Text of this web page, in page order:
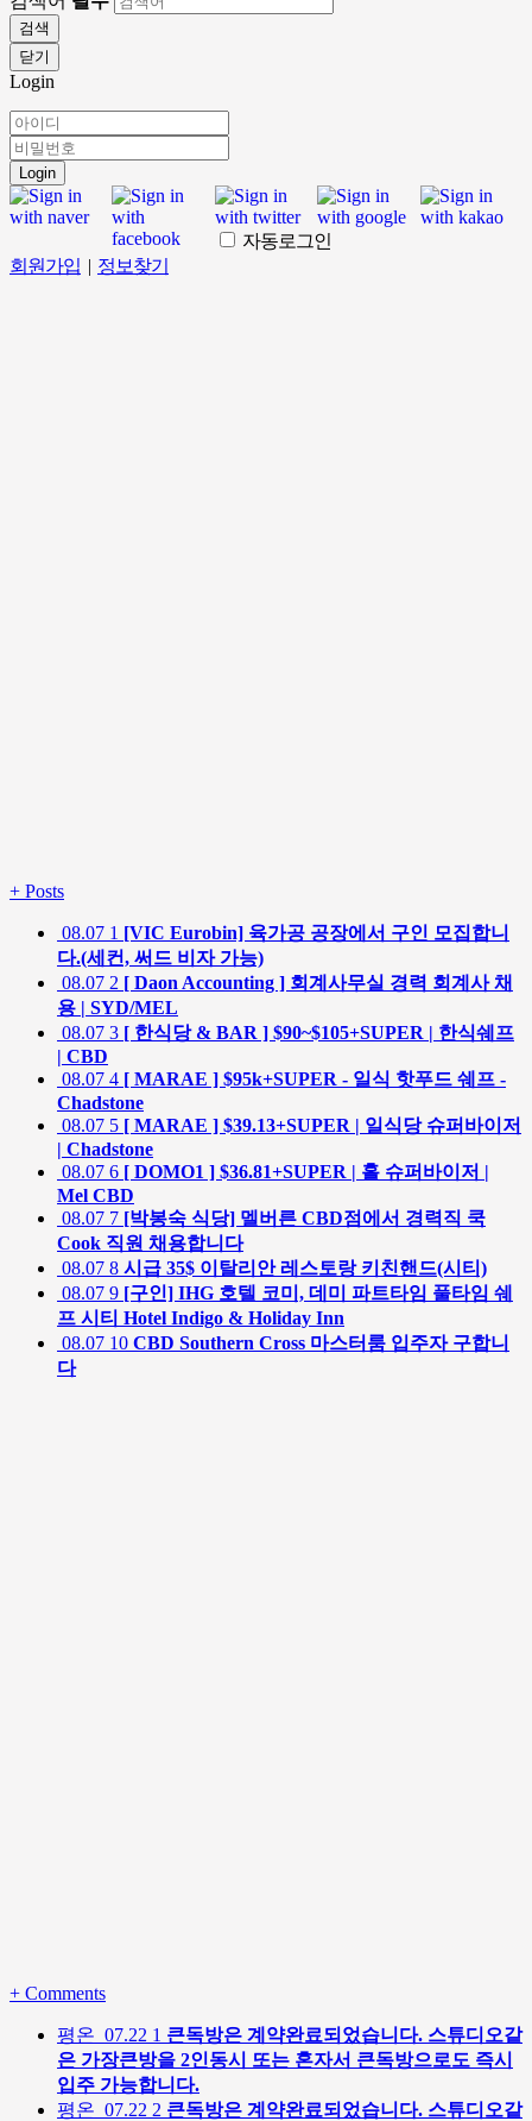
검색
닫기
Login
Login
자동로그인
회원가입 | 정보찾기
+ Posts
08.07 1 [VIC Eurobin] 육가공 공장에서 구인 모집합니
다.(세컨, 써드 비자 가능)
08.07 2 [ Daon Accounting ] 회계사무실 경력 회계사 채
용 | SYD/MEL
08.07 3 [ 한식당 & BAR ] $90~$105+SUPER | 한식쉐프
| CBD
08.07 4 [ MARAE ] $95k+SUPER - 일식 핫푸드 쉐프 -
Chadstone
08.07 5 [ MARAE ] $39.13+SUPER | 일식당 슈퍼바이저
| Chadstone
08.07 6 [ DOMO1 ] $36.81+SUPER | 홀 슈퍼바이저 |
Mel CBD
08.07 7 [박봉숙 식당] 멜버른 CBD점에서 경력직 쿡
Cook 직원 채용합니다
08.07 8 시급 35$ 이탈리안 레스토랑 키친핸드(시티)
08.07 9 [구인] IHG 호텔 코미, 데미 파트타임 풀타임 쉐
프 시티 Hotel Indigo & Holiday Inn
08.07 10 CBD Southern Cross 마스터룸 입주자 구합니
다
+ Comments
평온 07.22 1 큰독방은 계약완료되었습니다. 스튜디오같
은 가장큰방을 2인동시 또는 혼자서 큰독방으로도 즉시
입주 가능합니다.
평온 07.22 2 큰독방은 계약완료되었습니다. 스튜디오같